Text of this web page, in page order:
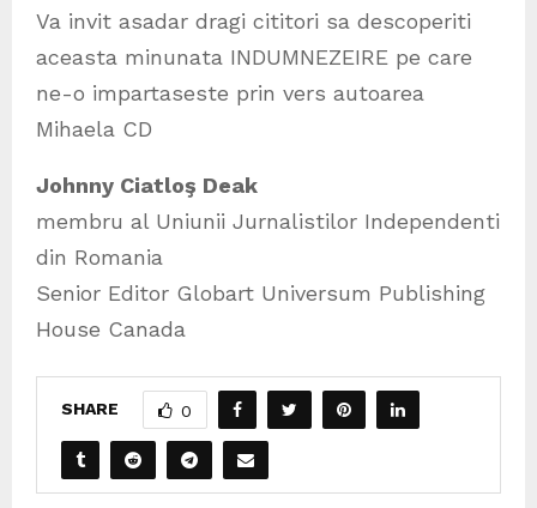
Va invit asadar dragi cititori sa descoperiti
aceasta minunata INDUMNEZEIRE pe care
ne-o impartaseste prin vers autoarea
Mihaela CD
Johnny Ciatloş Deak
membru al Uniunii Jurnalistilor Independenti
din Romania
Senior Editor Globart Universum Publishing
House Canada
SHARE 0